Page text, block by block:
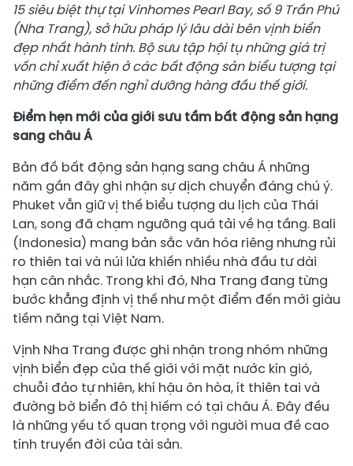
15 siêu biệt thự tại Vinhomes Pearl Bay, số 9 Trần Phú
(Nha Trang), sở hữu pháp lý lâu dài bên vịnh biển
đẹp nhất hành tinh. Bộ sưu tập hội tụ những giá trị
vốn chỉ xuất hiện ở các bất động sản biểu tượng tại
những điểm đến nghỉ dưỡng hàng đầu thế giới.
Điểm hẹn mới của giới sưu tầm bất động sản hạng
sang châu Á
Bản đồ bất động sản hạng sang châu Á những
năm gần đây ghi nhận sự dịch chuyển đáng chú ý.
Phuket vẫn giữ vị thế biểu tượng du lịch của Thái
Lan, song đã chạm ngưỡng quá tải về hạ tầng. Bali
(Indonesia) mang bản sắc văn hóa riêng nhưng rủi
ro thiên tai và núi lửa khiến nhiều nhà đầu tư dài
hạn cân nhắc. Trong khi đó, Nha Trang đang từng
bước khẳng định vị thế như một điểm đến mới giàu
tiềm năng tại Việt Nam.
Vịnh Nha Trang được ghi nhận trong nhóm những
vịnh biển đẹp của thế giới với mặt nước kín gió,
chuỗi đảo tự nhiên, khí hậu ôn hòa, ít thiên tai và
đường bờ biển đô thị hiếm có tại châu Á. Đây đều
là những yếu tố quan trọng với người mua đề cao
tính truyền đời của tài sản.